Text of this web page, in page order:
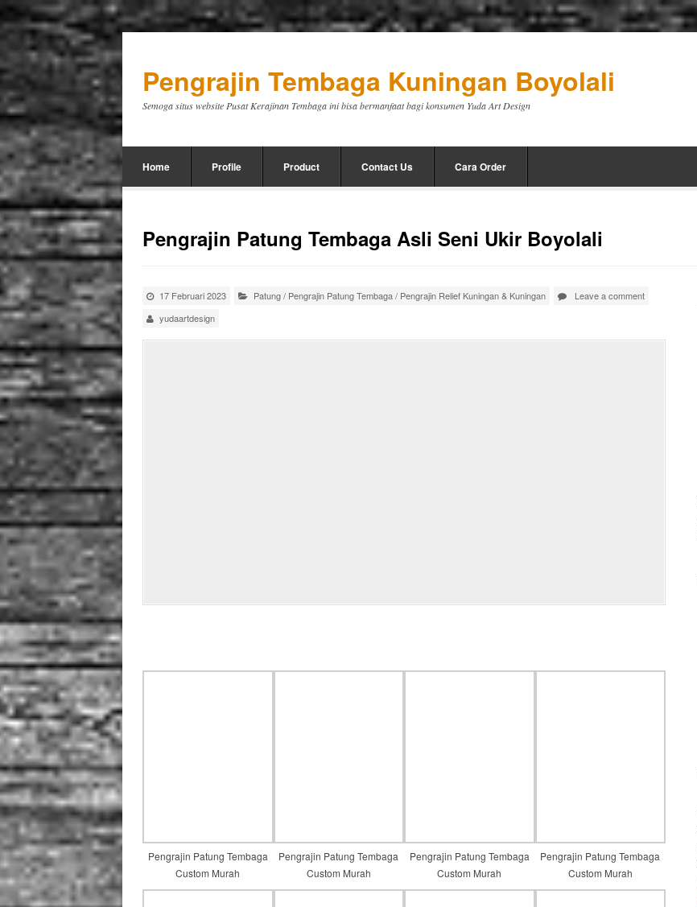
Pengrajin Tembaga Kuningan Boyolali
Semoga situs website Pusat Kerajinan Tembaga ini bisa bermanfaat bagi konsumen Yuda Art Design
Home Profile Product Contact Us Cara Order
Pengrajin Patung Tembaga Asli Seni Ukir Boyolali
17 Februari 2023 Patung/ Pengrajin Patung Tembaga/ Pengrajin Relief Kuningan & Kuningan
Leave a comment
yudaartdesign
Pengrajin Patung Tembaga
Custom Murah
Pengrajin Patung Tembaga
Custom Murah
Pengrajin Patung Tembaga
Custom Murah
Pengrajin Patung Tembaga
Custom Murah